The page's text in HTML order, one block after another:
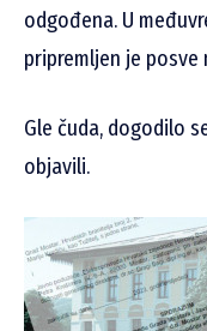
odgođena. U
pripremljen je posve
Gle čuda, dogodilo
objavili.